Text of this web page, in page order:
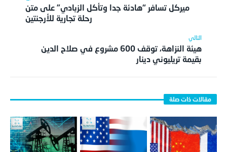
ميركل تسافر “هادئة جدا وتأكل الزبادي” على متن
رحلة تجارية للأرجنتين
هيئة النزاهة، توقف 600 مشروع في صلاح الدين
بقيمة تريليوني دينار